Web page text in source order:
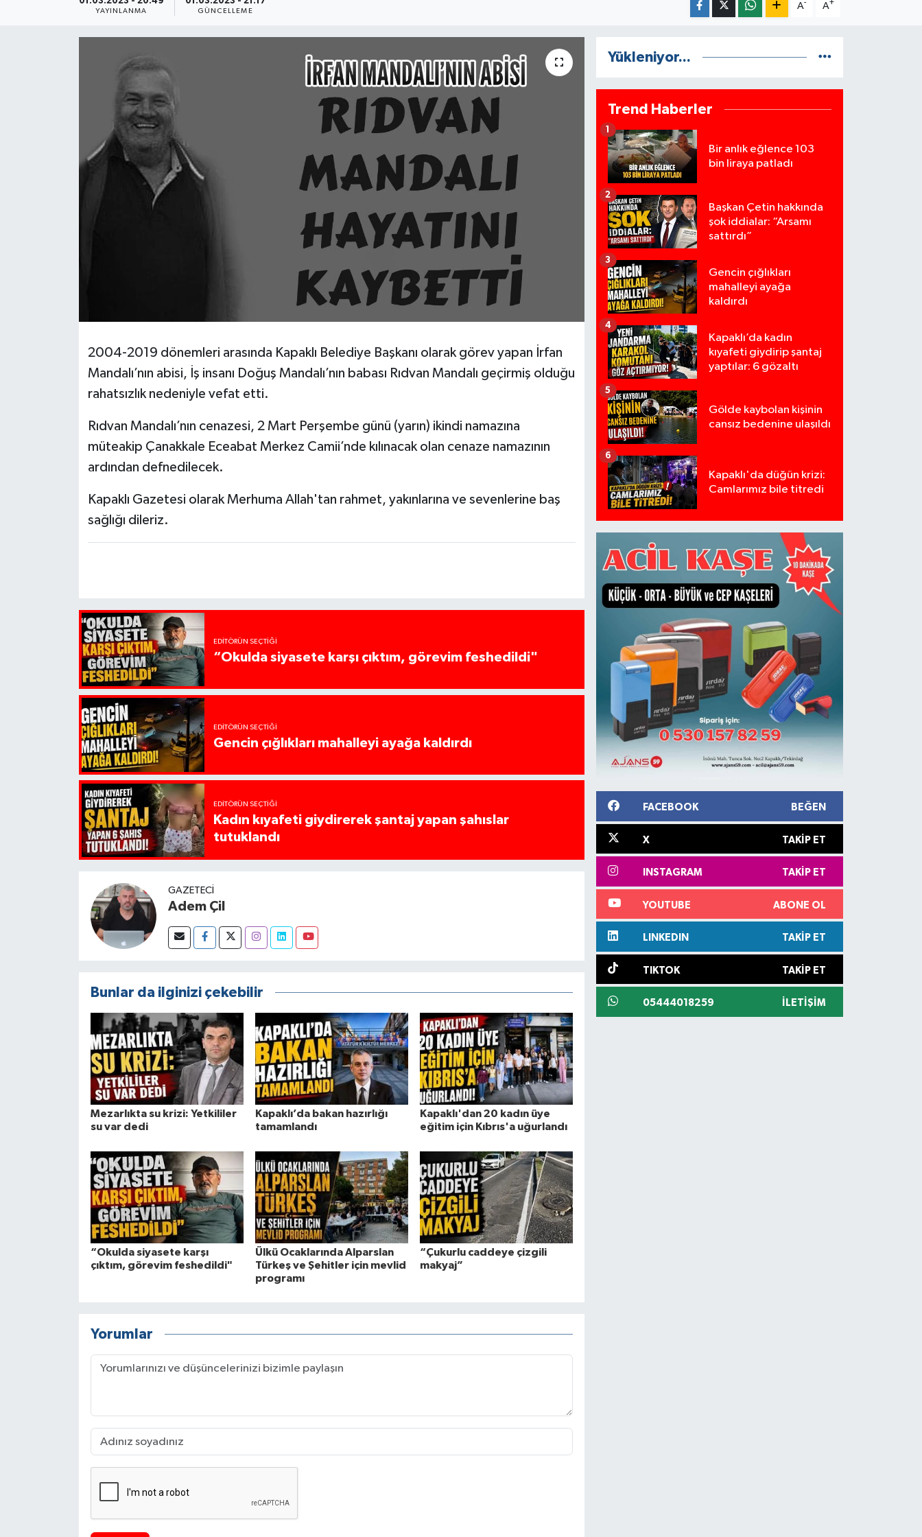
YAYINLANMA GÜNCELLEME
A- A+
2004-2019 dönemleri arasında Kapaklı Belediye Başkanı olarak görev yapan İrfan
Mandalı’nın abisi, İş insanı Doğuş Mandalı’nın babası Rıdvan Mandalı geçirmiş olduğu
rahatsızlık nedeniyle vefat etti.
Rıdvan Mandalı’nın cenazesi, 2 Mart Perşembe günü (yarın) ikindi namazına
müteakip Çanakkale Eceabat Merkez Camii’nde kılınacak olan cenaze namazının
ardından defnedilecek.
Kapaklı Gazetesi olarak Merhuma Allah'tan rahmet, yakınlarına ve sevenlerine baş
sağlığı dileriz.
EDITÖRÜN SEÇTIĞI
“Okulda siyasete karşı çıktım, görevim feshedildi"
EDITÖRÜN SEÇTIĞI
Gencin çığlıkları mahalleyi ayağa kaldırdı
EDITÖRÜN SEÇTIĞI
Kadın kıyafeti giydirerek şantaj yapan şahıslar
tutuklandı
GAZETECI
Adem Çil
Bunlar da ilginizi çekebilir
Mezarlıkta su krizi: Yetkililer
su var dedi
Kapaklı’da bakan hazırlığı
tamamlandı
Kapaklı'dan 20 kadın üye
eğitim için Kıbrıs'a uğurlandı
“Okulda siyasete karşı
çıktım, görevim feshedildi"
Ülkü Ocaklarında Alparslan
Türkeş ve Şehitler için mevlid
programı
“Çukurlu caddeye çizgili
makyaj”
Yorumlar
Yükleniyor...
Trend Haberler
Bir anlık eğlence 103
bin liraya patladı
1
Başkan Çetin hakkında
şok iddialar: “Arsamı
sattırdı”
2
Gencin çığlıkları
mahalleyi ayağa
kaldırdı
3
Kapaklı’da kadın
kıyafeti giydirip şantaj
yaptılar: 6 gözaltı
4
Gölde kaybolan kişinin
cansız bedenine ulaşıldı
5
Kapaklı'da düğün krizi:
Camlarımız bile titredi
6
FACEBOOK BEĞEN
X TAKIP ET
INSTAGRAM TAKIP ET
YOUTUBE ABONE OL
LINKEDIN TAKIP ET
TIKTOK TAKIP ET
05444018259 İLETIŞIM